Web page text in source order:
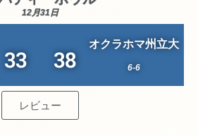
12月31日
33 38
オクラホマ州立大
6-6
レビュー